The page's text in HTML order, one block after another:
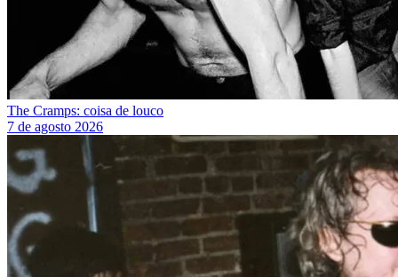
The Cramps: coisa de louco
7 de agosto 2026